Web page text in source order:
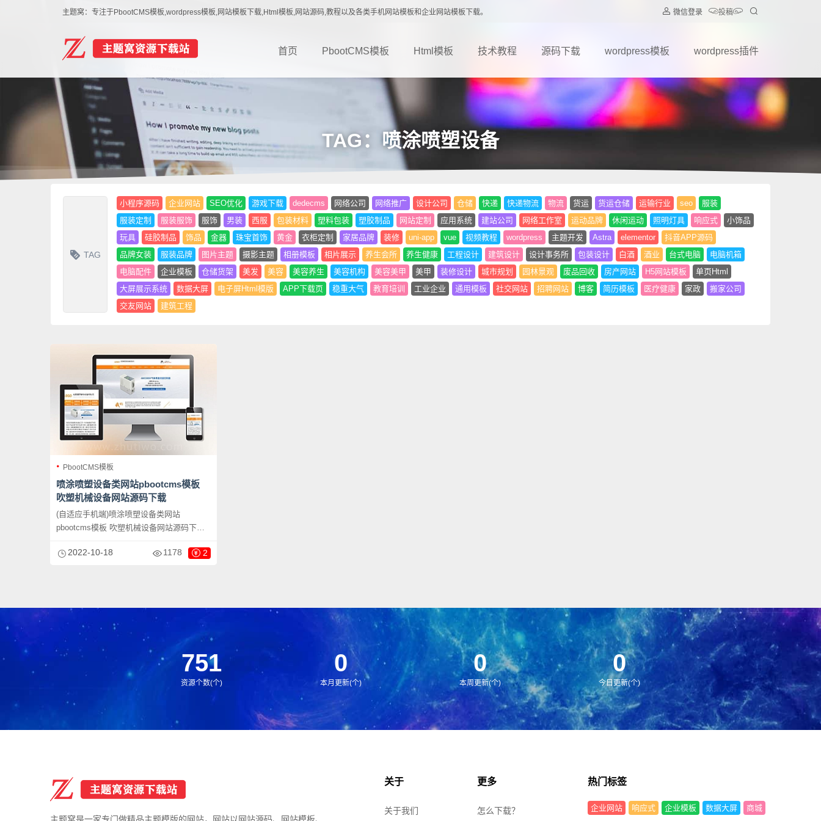
主题窝：专注于PbootCMS模板,wordpress模板,网站模板下载,Html模板,网站源码,教程以及各类手机网站模板和企业网站模板下载。 微信登录 投稿
首页 PbootCMS模板 Html模板 技术教程 源码下载 wordpress模板 wordpress插件
TAG：喷涂喷塑设备
TAG
小程序源码 企业网站 SEO优化 游戏下载 dedecms 网络公司 网络推广 设计公司 仓储 快递 快递物流 物流 货运 货运仓储 运输行业 seo
服装
服装定制
服装服饰 服饰 男装 西服 包装材料 塑料包装 塑胶制品 网站定制 应用系统 建站公司 网络工作室 运动品牌 休闲运动 照明灯具 响应式
小饰品
玩具
硅胶制品 饰品 金器 珠宝首饰 黄金 衣柜定制 家居品牌 装修 uni-app vue 视频教程 wordpress 主题开发 Astra elementor
抖音APP源码
品牌女装
服装品牌 图片主题 摄影主题 相册模板 相片展示 养生会所 养生健康 工程设计 建筑设计 设计事务所 包装设计 白酒 酒业 台式电脑
电脑机箱
电脑配件
企业模板 仓储货架 美发 美容 美容养生 美容机构 美容美甲 美甲 装修设计 城市规划 园林景观 废品回收 房产网站 H5网站模板
单页Html
大屏展示系统
数据大屏 电子屏Html模版 APP下载页 稳重大气 教育培训 工业企业 通用模板 社交网站 招聘网站 博客 简历模板 医疗健康 家政
搬家公司
交友网站
建筑工程
PbootCMS模板
喷涂喷塑设备类网站pbootcms模板
吹塑机械设备网站源码下载
(自适应手机端)喷涂喷塑设备类网站
pbootcms模板 吹塑机械设备网站源码下
板适用于喷涂设备网站、喷塑设备网站等企
2022-10-18 1178 2
751
资源个数(个)
0
本月更新(个)
0
本周更新(个)
0
今日更新(个)
关于
关于我们
更多
怎么下载？
热门标签
企业网站 响应式 企业模板 数据大屏 商城